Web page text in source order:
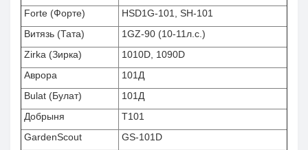
Forte (Форте)
HSD1G-101, SH-101
Витязь (Тата)
1GZ-90 (10-11л.с.)
Zirka (Зирка)
1010D, 1090D
Аврора
101Д
Bulat (Булат)
101Д
Добрыня
T101
GardenScout
GS-101D